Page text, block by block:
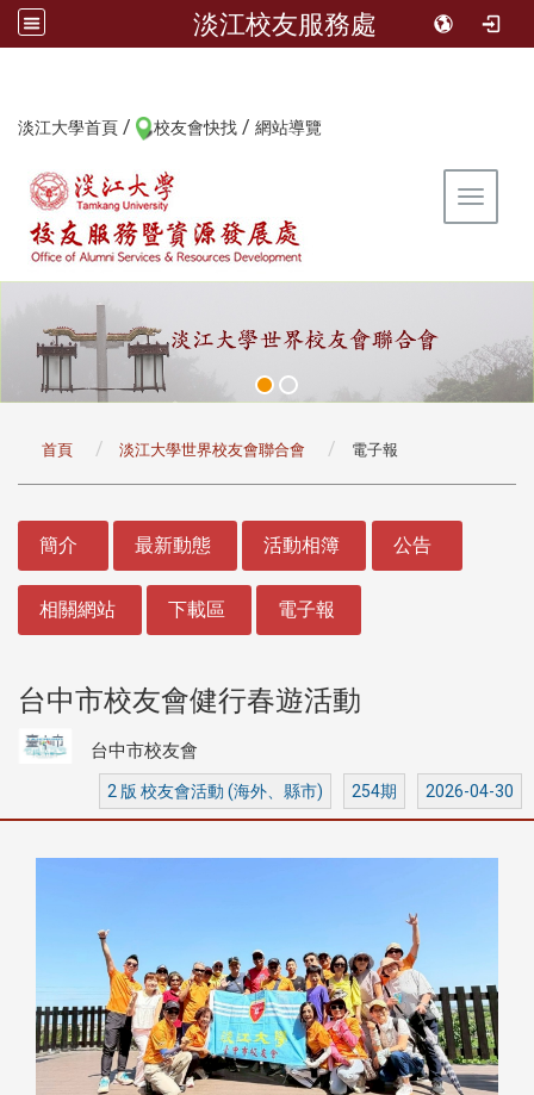
淡江校友服務處
淡江大學首頁 / 校友會快找 / 網站導覽
Toggle
首頁 淡江大學世界校友會聯合會 電子報
簡介 最新動態 活動相簿 公告
相關網站 下載區 電子報
台中市校友會健行春遊活動
台中市校友會
2 版 校友會活動 (海外、縣市) 254期 2026-04-30